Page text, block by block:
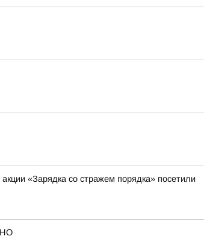
«Зарядка со стражем порядка» посетили